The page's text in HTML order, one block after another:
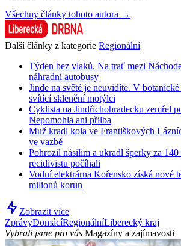
Všechny články tohoto autora →
Další články z kategorie Regionální
Týden bez vlaků. Na trať mezi
náhradní autobusy
Jinde na světě je neuvidíte. V
svítící sklenění motýlci
Cyklista na Jindřichohradecku zemřel
Nepomohla ani přilba
Muž kradl kola ve Františkových
ve vazbě
Pohrozil násilím a ukradl šperky za 140
recidivistu počíhali
Vodní elektrárna Kořensko získá nové
milionů korun
Zobrazit více
ZprávyDomácíRegionálníLiberecký kraj
Vybrali jsme pro vás Magazíny a zajímavosti